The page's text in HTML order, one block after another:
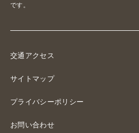
です。
交通アクセス
サイトマップ
プライバシーポリシー
お問い合わせ